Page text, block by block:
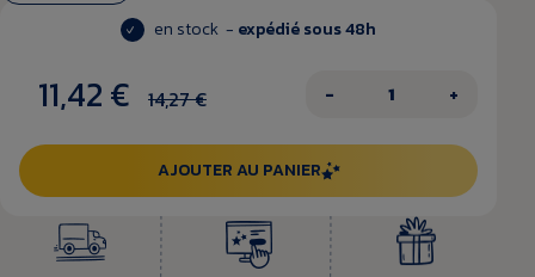
en stock - expédié sous 48h
11,42 € 14,27 € − +
AJOUTER AU PANIER